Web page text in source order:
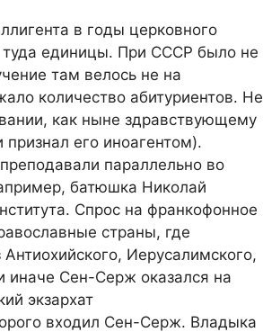
в годы церковного
туда единицы. При СССР было не
там велось не на
количество абитуриентов. Не
как ныне здравствующему
его иноагентом).
параллельно во
батюшка Николай
Спрос на франкофонное
страны, где
Иерусалимского,
иначе Сен-Серж оказался на
экзархат
входил Сен-Серж. Владыка